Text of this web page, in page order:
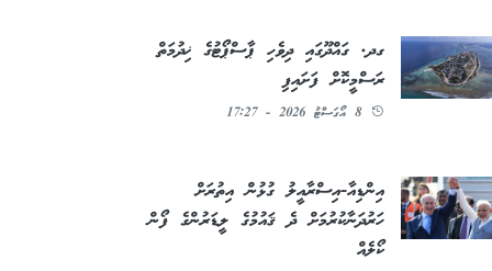
ގދ. ގައްދޫގައި ދިވެހި ޕާސްޕޯޓުގެ ޚިދުމަތް
ރަސްމީކޮށް ފަށައިފި
8 އޯގަސްޓު 2026 - 17:27
އިންޑިއާ-އިސްރާއީލު ގުޅުން އިތުރަށް
ހަރުދަނާކުރުމަށް ދެ ޤައުމުގެ ލީޑަރުންގެ ފޯން
ކޯލެއް